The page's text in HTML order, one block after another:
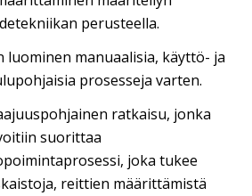
perusteella.
luominen manuaalisia, käyttö- ja
prosesseja varten.
ratkaisu, jonka
suorittaa
joka tukee
reittien määrittämistä